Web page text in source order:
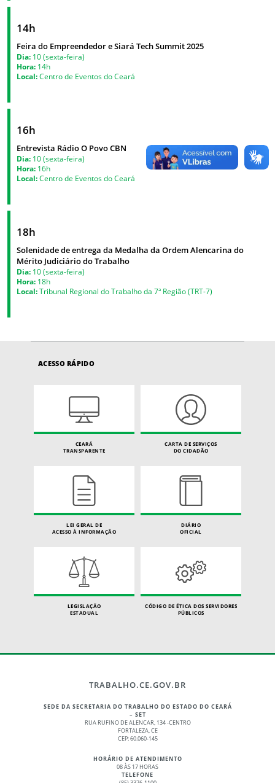
14h
Feira do Empreendedor e Siará Tech Summit 2025
Dia: 10 (sexta-feira)
Hora: 14h
Local:Centro de Eventos do Ceará
16h
Entrevista Rádio O Povo CBN
Dia: 10 (sexta-feira)
Hora: 16h
Local:Centro de Eventos do Ceará
18h
Solenidade de entrega da Medalha da Ordem Alencarina do
Mérito Judiciário do Trabalho
Dia: 10 (sexta-feira)
Hora: 18h
Local:Tribunal Regional do Trabalho da 7ª Região (TRT-7)
ACESSO RÁPIDO
CEARÁ
TRANSPARENTE
CARTA DE SERVIÇOS
DO CIDADÃO
LEI GERAL DE
ACESSO À INFORMAÇÃO
DIÁRIO
OFICIAL
LEGISLAÇÃO
ESTADUAL
CÓDIGO DE ÉTICA DOS SERVIDORES
PÚBLICOS
TRABALHO.CE.GOV.BR
SEDE DA SECRETARIA DO TRABALHO DO ESTADO DO CEARÁ
– SET
RUA RUFINO DE ALENCAR, 134 -CENTRO
FORTALEZA, CE
CEP: 60.060-145
HORÁRIO DE ATENDIMENTO
08 ÀS 17 HORAS
TELEFONE